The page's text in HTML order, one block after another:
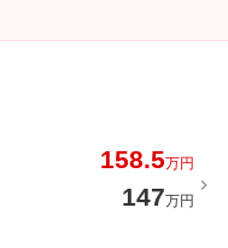
158.5万円
147万円